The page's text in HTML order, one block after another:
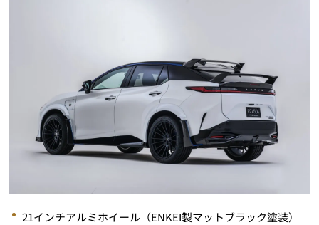
21インチアルミホイール（ENKEI製マットブラック塗装）